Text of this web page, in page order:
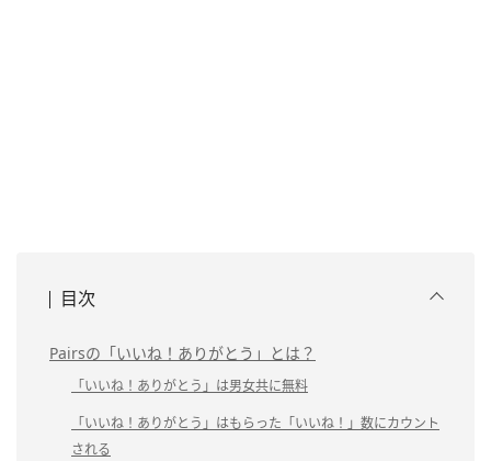
目次
Pairsの「いいね！ありがとう」とは？
「いいね！ありがとう」は男女共に無料
「いいね！ありがとう」はもらった「いいね！」数にカウント
される